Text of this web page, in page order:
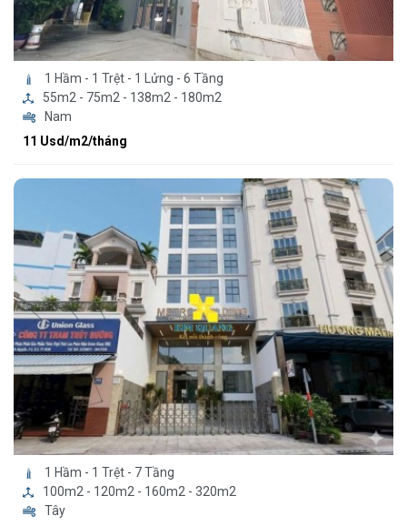
1 Hầm - 1 Trệt - 1 Lửng - 6 Tầng
55m2 - 75m2 - 138m2 - 180m2
Nam
11 Usd/m2/tháng
1 Hầm - 1 Trệt - 7 Tầng
100m2 - 120m2 - 160m2 - 320m2
Tây